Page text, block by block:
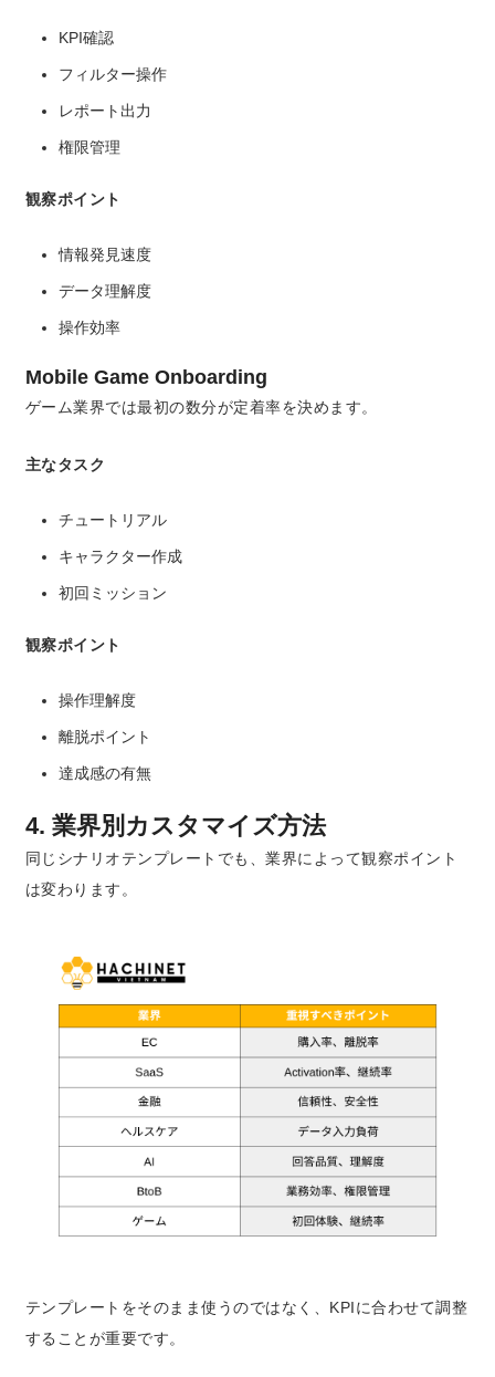
KPI確認
フィルター操作
レポート出力
権限管理
観察ポイント
情報発見速度
データ理解度
操作効率
Mobile Game Onboarding
ゲーム業界では最初の数分が定着率を決めます。
主なタスク
チュートリアル
キャラクター作成
初回ミッション
観察ポイント
操作理解度
離脱ポイント
達成感の有無
4. 業界別カスタマイズ方法
同じシナリオテンプレートでも、業界によって観察ポイント
は変わります。
テンプレートをそのまま使うのではなく、KPIに合わせて調整
することが重要です。